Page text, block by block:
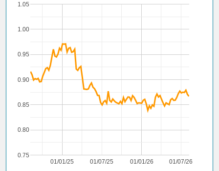
01/01/25 01/01/26
01/07/25 01/07/26
0.75
0.80
0.85
0.90
0.95
1.00
1.05